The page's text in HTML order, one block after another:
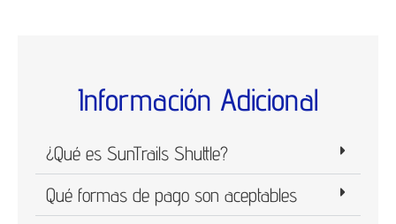
Información Adicional
¿Qué es SunTrails Shuttle?
Qué formas de pago son aceptables